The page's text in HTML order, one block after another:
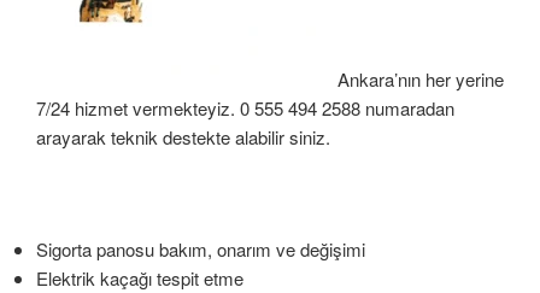
Ankara’nın her yerine
7/24 hizmet vermekteyiz. 0 555 494 2588 numaradan
arayarak teknik destekte alabilir siniz.
Sigorta panosu bakım, onarım ve değişimi
Elektrik kaçağı tespit etme